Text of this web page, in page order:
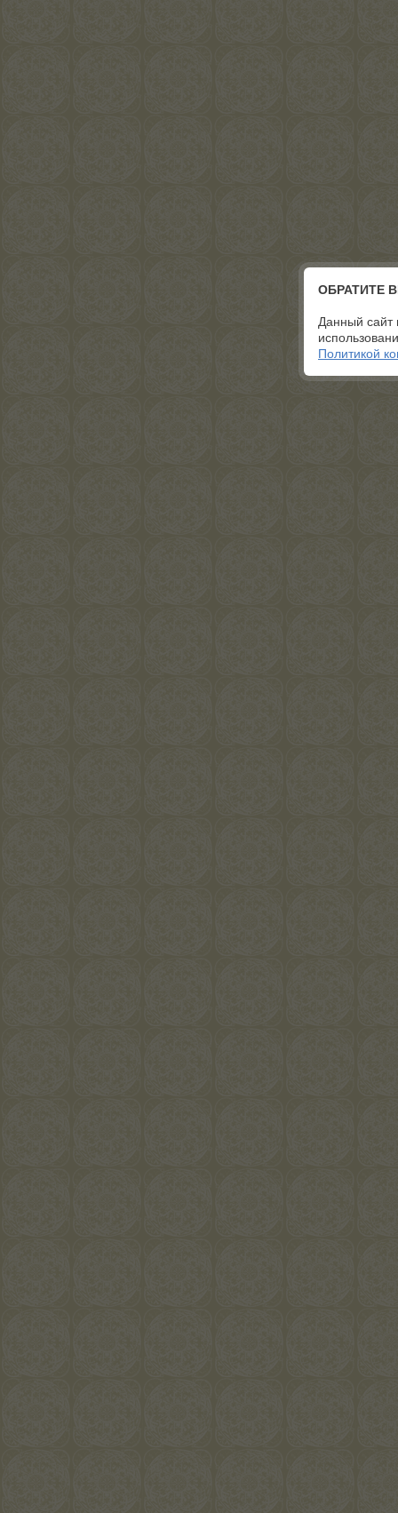
ОБРАТИТЕ
Данный сайт
Политикой